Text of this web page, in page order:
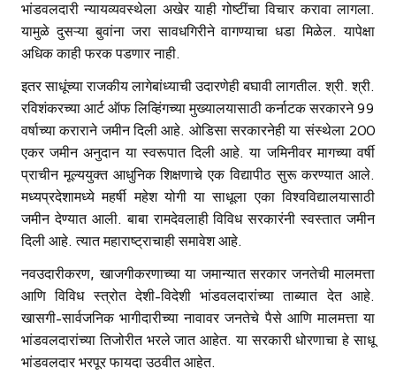
भांडवलदारी न्यायव्यवस्थेला अखेर याही गोष्टींचा विचार करावा लागला.
यामुळे दुसऱ्या बुवांना जरा सावधगिरीने वागण्याचा धडा मिळेल. यापेक्षा
अधिक काही फरक पडणार नाही.
इतर साधूंच्या राजकीय लागेबांध्याची उदारणेही बघावी लागतील. श्री. श्री.
रविशंकरच्या आर्ट ऑफ लिव्हिंगच्या मुख्यालयासाठी कर्नाटक सरकारने 99
वर्षाच्या कराराने जमीन दिली आहे. ओडिसा सरकारनेही या संस्थेला 200
एकर जमीन अनुदान या स्वरूपात दिली आहे. या जमिनीवर मागच्या वर्षी
प्राचीन मूल्ययुक्त आधुनिक शिक्षणाचे एक विद्यापीठ सुरू करण्यात आले.
मध्यप्रदेशामध्ये महर्षी महेश योगी या साधूला एका विश्वविद्यालयासाठी
जमीन देण्यात आली. बाबा रामदेवलाही विविध सरकारंनी स्वस्तात जमीन
दिली आहे. त्यात महाराष्ट्राचाही समावेश आहे.
नवउदारीकरण, खाजगीकरणाच्या या जमान्यात सरकार जनतेची मालमत्ता
आणि विविध स्त्रोत देशी-विदेशी भांडवलदारांच्या ताब्यात देत आहे.
खासगी-सार्वजनिक भागीदारीच्या नावावर जनतेचे पैसे आणि मालमत्ता या
भांडवलदारांच्या तिजोरीत भरले जात आहेत. या सरकारी धोरणाचा हे साधू
भांडवलदार भरपूर फायदा उठवीत आहेत.